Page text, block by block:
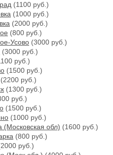
(1100 руб.)
(1000 руб.)
(2000 руб.)
(800 руб.)
Усово (3000 руб.)
(3000 руб.)
руб.)
(1500 руб.)
(2200 руб.)
(1300 руб.)
руб.)
(1500 руб.)
(1000 руб.)
(Московская обл) (1600 руб.)
(800 руб.)
руб.)